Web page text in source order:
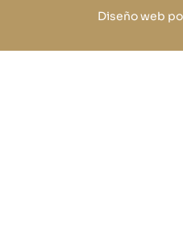
Diseño web